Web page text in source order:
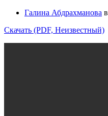
Галина Абдрахманова в
Скачать (PDF, Неизвестный)